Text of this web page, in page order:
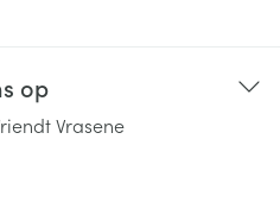
op
Vrasene